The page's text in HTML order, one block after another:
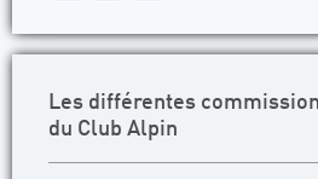
Les différentes
du Club Alpin